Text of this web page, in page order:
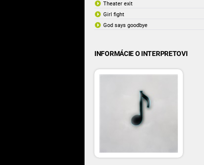
Theater exit
Girl fight
God says goodbye
INFORMÁCIE O INTERPRETOVI